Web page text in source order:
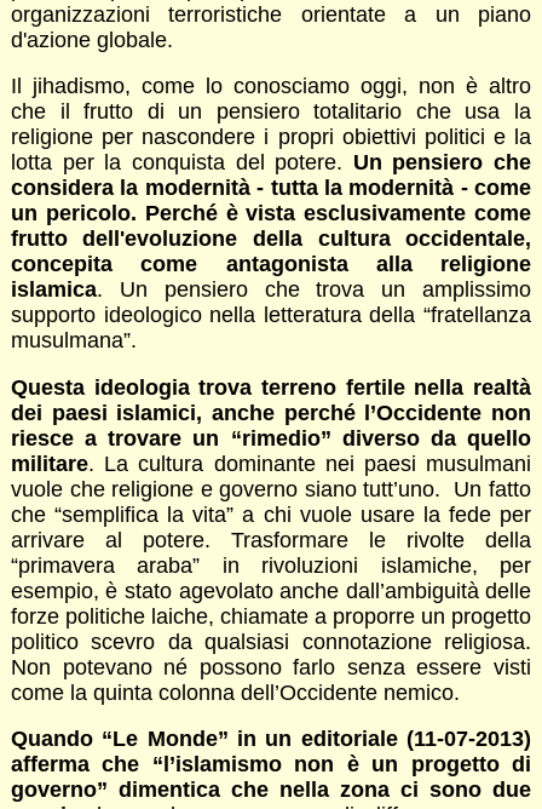
organizzazioni terroristiche orientate a un piano
d'azione globale.
Il jihadismo, come lo conosciamo oggi, non è altro
che il frutto di un pensiero totalitario che usa la
religione per nascondere i propri obiettivi politici e la
lotta per la conquista del potere. Un pensiero che
considera la modernità - tutta la modernità - come
un pericolo. Perché è vista esclusivamente come
frutto dell'evoluzione della cultura occidentale,
concepita come antagonista alla religione
islamica. Un pensiero che trova un amplissimo
supporto ideologico nella letteratura della “fratellanza
musulmana”.
Questa ideologia trova terreno fertile nella realtà
dei paesi islamici, anche perché l’Occidente non
riesce a trovare un “rimedio” diverso da quello
militare. La cultura dominante nei paesi musulmani
vuole che religione e governo siano tutt’uno. Un fatto
che “semplifica la vita” a chi vuole usare la fede per
arrivare al potere. Trasformare le rivolte della
“primavera araba” in rivoluzioni islamiche, per
esempio, è stato agevolato anche dall’ambiguità delle
forze politiche laiche, chiamate a proporre un progetto
politico scevro da qualsiasi connotazione religiosa.
Non potevano né possono farlo senza essere visti
come la quinta colonna dell’Occidente nemico.
Quando “Le Monde” in un editoriale (11-07-2013)
afferma che “l’islamismo non è un progetto di
governo” dimentica che nella zona ci sono due